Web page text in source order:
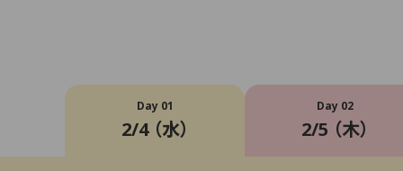
Day 01
2/4 （水）
Day 02
2/5 （木）